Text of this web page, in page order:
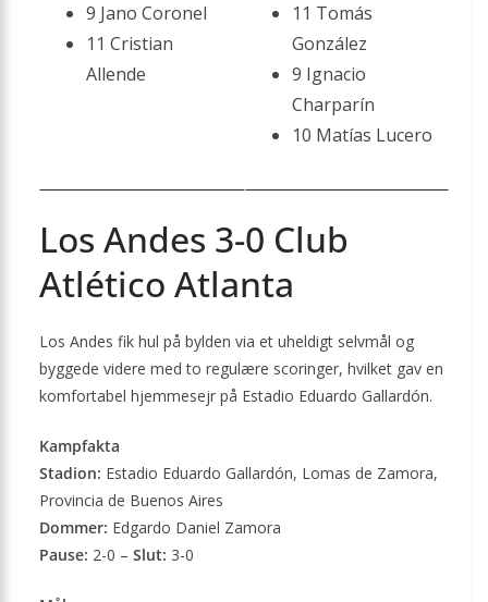
9 Jano Coronel
11 Cristian
Allende
11 Tomás
González
9 Ignacio
Charparín
10 Matías Lucero
Los Andes 3-0 Club
Atlético Atlanta
Los Andes fik hul på bylden via et uheldigt selvmål og
byggede videre med to regulære scoringer, hvilket gav en
komfortabel hjemmesejr på Estadio Eduardo Gallardón.
Kampfakta
Stadion: Estadio Eduardo Gallardón, Lomas de Zamora,
Provincia de Buenos Aires
Dommer: Edgardo Daniel Zamora
Pause: 2-0 – Slut: 3-0